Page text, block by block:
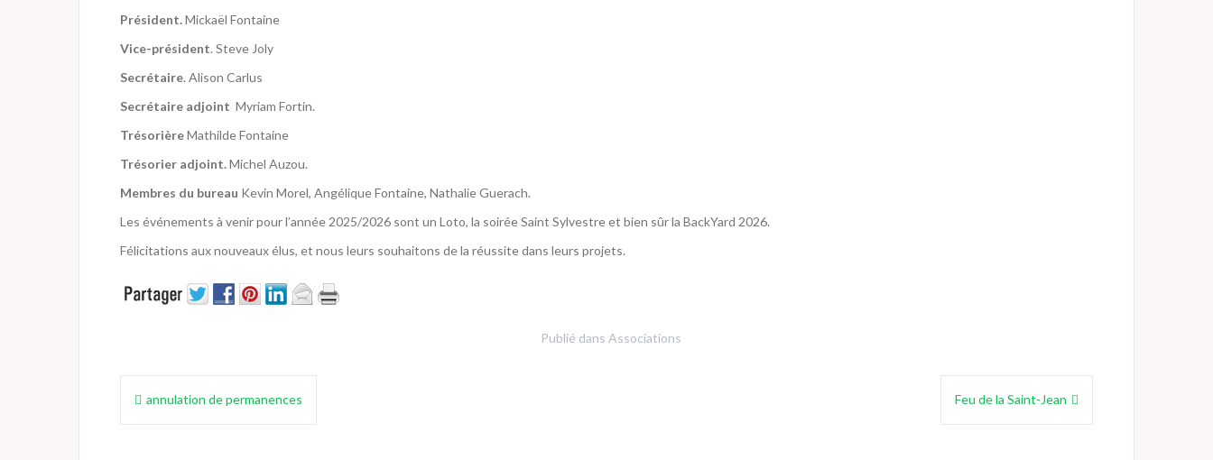
Président.Mickaël Fontaine
Vice-président. Steve Joly
Secrétaire. Alison Carlus
Secrétaire adjoint Myriam Fortin.
TrésorièreMathilde Fontaine
Trésorier adjoint.Michel Auzou.
Membres du bureau Kevin Morel, Angélique Fontaine, Nathalie Guerach.
Les événements à venir pour l’année 2025/2026 sont un Loto, la soirée Saint Sylvestre et bien sûr la BackYard 2026.
Félicitations aux nouveaux élus, et nous leurs souhaitons de la réussite dans leurs projets.
Publié dans Associations
Navigation
annulation de permanences Feu de la Saint-Jean